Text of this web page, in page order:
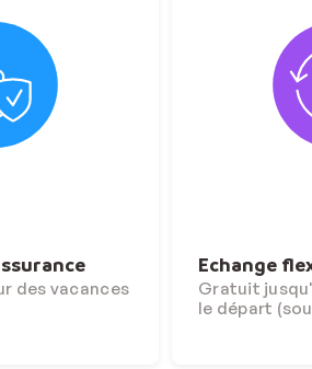
des vacances
Echange
Gratuit
le départ